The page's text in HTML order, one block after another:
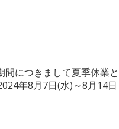
につきまして夏季休業と
年8月7日(水)～8月14日